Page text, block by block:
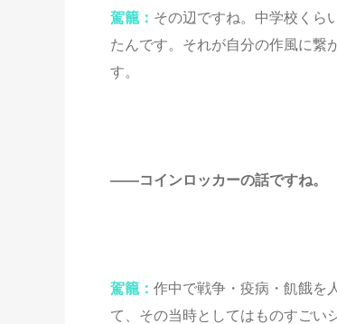
駕籠： その辺ですね。中学校くら
たんです。それが自分の作風に繋
す。
――コインロッカーの話ですね。
駕籠： 作中で戦争・疫病・飢餓を
て、その当時としてはものすごい